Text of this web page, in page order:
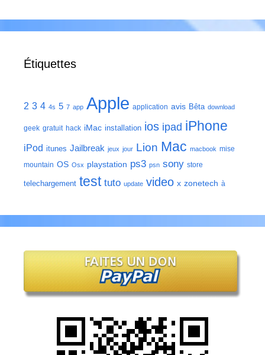
Étiquettes
2 3 4 4s 5 7 app Apple application avis Bêta download
geek gratuit hack iMac installation ios ipad iPhone
iPod itunes Jailbreak jeux jour Lion Mac macbook mise
mountain OS Osx playstation ps3 psn sony store
telechargement test tuto update video x zonetech à